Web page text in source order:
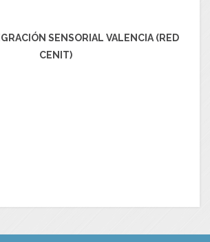
SENSORIAL VALENCIA (RED
CENIT)